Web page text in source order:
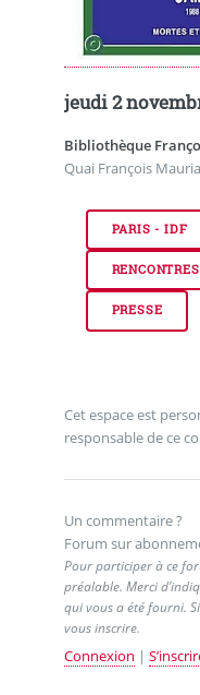
jeudi 2
Bibliothèque
Quai François
PARIS - IDF
PRESSE
Cet espace est
responsable de ce
Un commentaire ?
Forum sur
Pour participer à ce
préalable. Merci
qui vous a été fourni.
vous inscrire.
Connexion |